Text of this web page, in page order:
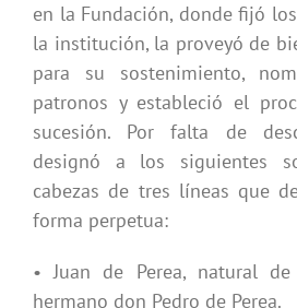
en la Fundación, donde fijó
la institución, la proveyó de
para su sostenimiento,
patronos y estableció el
sucesión. Por falta de
designó a los siguientes
cabezas de tres líneas que
forma perpetua:
• Juan de Perea, natural
hermano don Pedro de Perea.